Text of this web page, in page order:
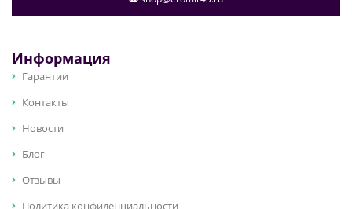
Информация
Гарантии
Контакты
Новости
Блог
Отзывы
Политика конфиденциальности